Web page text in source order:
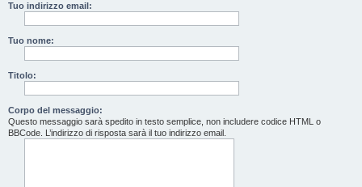
Tuo indirizzo email:
Tuo nome:
Titolo:
Corpo del messaggio:
Questo messaggio sarà spedito in testo semplice, non includere codice HTML o
BBCode. L’indirizzo di risposta sarà il tuo indirizzo email.